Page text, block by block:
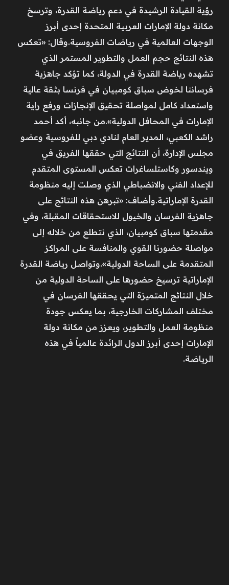
رؤية القيادة الرشيدة في دعم رياضة القدرة، وترسخ
مكانة دولة الإمارات العربية المتحدة إحدى أبرز
الوجهات العالمية في رياضات الفروسية.وقال: «تعكس
هذه النتائج حجم العمل والتطوير المستمر الذي
تشهده رياضة القدرة في الدولة، كما تؤكد جاهزية
فرساننا لخوض سباق كومبيان في فرنسا بثقة عالية
واستعداد كامل لمواصلة تحقيق الإنجازات ورفع راية
الإمارات في المحافل الدولية».من جانبه، أكد أحمد
راشد الكعبي، المدير العام لنادي دبي للفروسية وعضو
مجلس الإدارة، أن النتائج التي حققها الفريق في
ويندسور وكاستلساغرات تعكس المستوى المتقدم
للإعداد الفني والانضباطي الذي وصلت إليه منظومة
القدرة الإماراتية.وأضاف: «تبرهن هذه النتائج على
جاهزية الفرسان والخيول للاستحقاقات المقبلة، وفي
مقدمتها سباق كومبيان، الذي نتطلع من خلاله إلى
مواصلة حضورنا القوي والمنافسة على المراكز
المتقدمة على الساحة الدولية».وتواصل رياضة القدرة
الإماراتية ترسيخ حضورها على الساحة الدولية من
خلال النتائج المتميزة التي يحققها الفرسان في
مختلف المشاركات الخارجية، بما يعكس جودة
منظومة العمل والتطوير، ويعزز من مكانة دولة
الإمارات إحدى أبرز الدول الرائدة عالمياً في هذه
الرياضة.